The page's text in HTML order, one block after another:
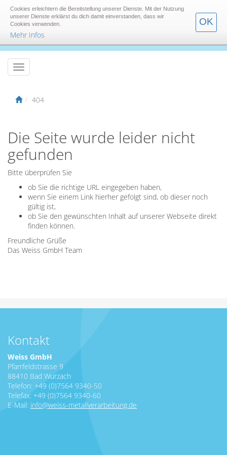
404
Die Seite wurde leider nicht
gefunden
Bitte überprüfen Sie
ob Sie die richtige URL eingegeben haben,
wenn Sie einem Link hierher gefolgt sind, ob dieser noch
gültig ist,
ob Sie den gewünschten Inhalt auf unserer Webseite direkt
finden können.
Freundliche Grüße
Das Weiss GmbH Team
Kontakt
Weiss GmbH
Pfarrfeldstrasse 9
88410 Bad Wurzach
Telefon: +49 (0)7564 9340-50
Telefax: +49 (0)7564 9340-60
E-Mail: info@weiss-metallverarbeitung.de
Cookies erleichtern die Bereitstellung unserer Dienste. Mit der Nutzung
unserer Dienste erklärst du dich damit einverstanden, dass wir
Cookies verwenden.
Mehr Infos
OK